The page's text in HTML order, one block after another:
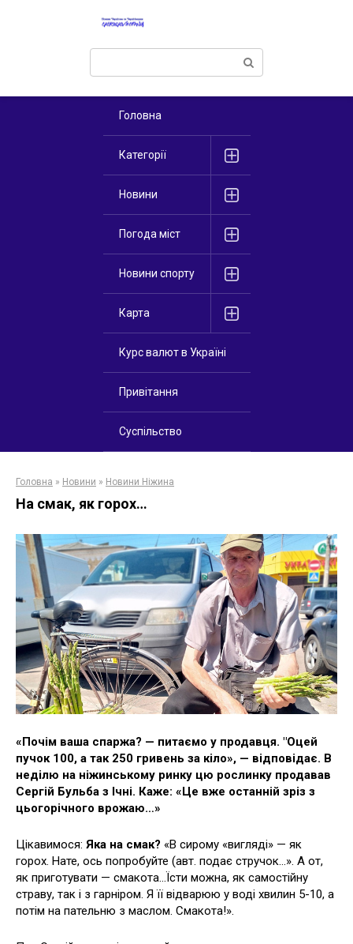
Поиск:
Головна
Категорії
Новини
Погода міст
Новини спорту
Карта
Курс валют в Україні
Привітання
Суспільство
Головна » Новини » Новини Ніжина
На смак, як горох…
«Почім ваша спаржа? — питаємо у продавця. "Оцей
пучок 100, а так 250 гривень за кіло», — відповідає. В
неділю на ніжинському ринку цю рослинку продавав
Сергій Бульба з Ічні. Каже: «Це вже останній зріз з
цьогорічного врожаю…»
Цікавимося: Яка на смак? «В сирому «вигляді» — як
горох. Нате, ось попробуйте (авт. подає стручок…». А от,
як приготувати — смакота…Їсти можна, як самостійну
страву, так і з гарніром. Я її відварюю у воді хвилин 5-10, а
потім на пательню з маслом. Смакота!».